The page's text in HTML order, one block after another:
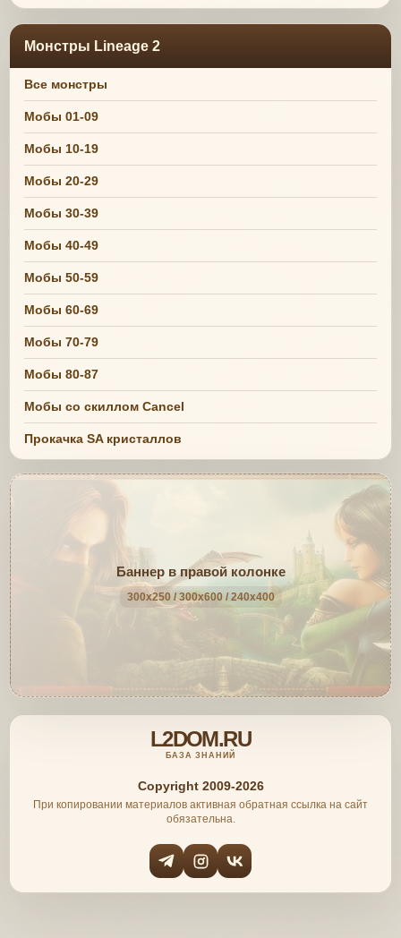
Монстры Lineage 2
Все монстры
Мобы 01-09
Мобы 10-19
Мобы 20-29
Мобы 30-39
Мобы 40-49
Мобы 50-59
Мобы 60-69
Мобы 70-79
Мобы 80-87
Мобы со скиллом Cancel
Прокачка SA кристаллов
Баннер в правой колонке
300x250 / 300x600 / 240x400
L2DOM.RU
БАЗА ЗНАНИЙ
Copyright 2009-2026
При копировании материалов активная обратная ссылка на сайт
обязательна.